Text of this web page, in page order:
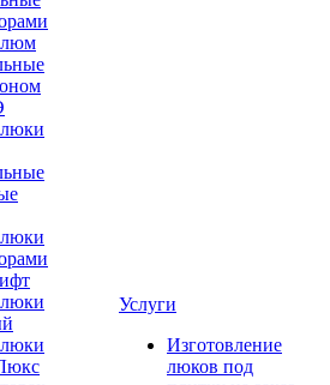
Услуги
Изготовление
люков под